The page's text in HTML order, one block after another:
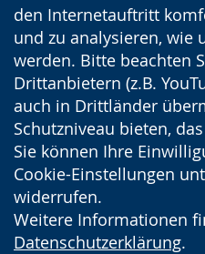
den Internetauftritt
und zu analysieren, wie
werden. Bitte beachten
Drittanbietern (z.B.
auch in Drittländer
Schutzniveau bieten,
Sie können Ihre
Cookie-Einstellungen
widerrufen.
Weitere Informationen
Datenschutzerklärung.